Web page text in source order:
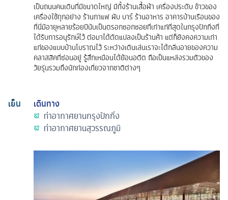
เป็นถนนคนเดินที่มีขนาดใหญ่ มีทั้งร้านเสื้อผ้า เครื่องประดับ ข้าวของ
เครื่องใช้ทุกอย่าง ร้านกาแฟ ผับ บาร์ ร้านอาหาร อาคารบ้านเรือนของ
ที่นี่มีอายุหลายร้อยปีนับเป็นตรอกซอกซอยที่เก่าแก่ที่สุดในกรุงปักกิ่งที่
ได้รับการอนุรักษ์ไว้ ต่อมาได้ดัดแปลงเป็นร้านค้า แต่ก็ยังคงความเก่า
แก่ของแบบบ้านโบราณไว้ ระหว่างเดินเล่นเราจะได้กลิ่นอายของความ
คลาสสิคที่ซ่อนอยู่ รู้สึกเหมือนได้ย้อนอดีต ถือเป็นแหล่งรวมตัวของ
วัยรุ่นรวมถึงนักท่องเที่ยวจากชาติต่างๆ
เย็น
เดินทาง
ท่าอากาศยานกรุงปักกิ่ง
ท่าอากาศยานสุวรรณภูมิ